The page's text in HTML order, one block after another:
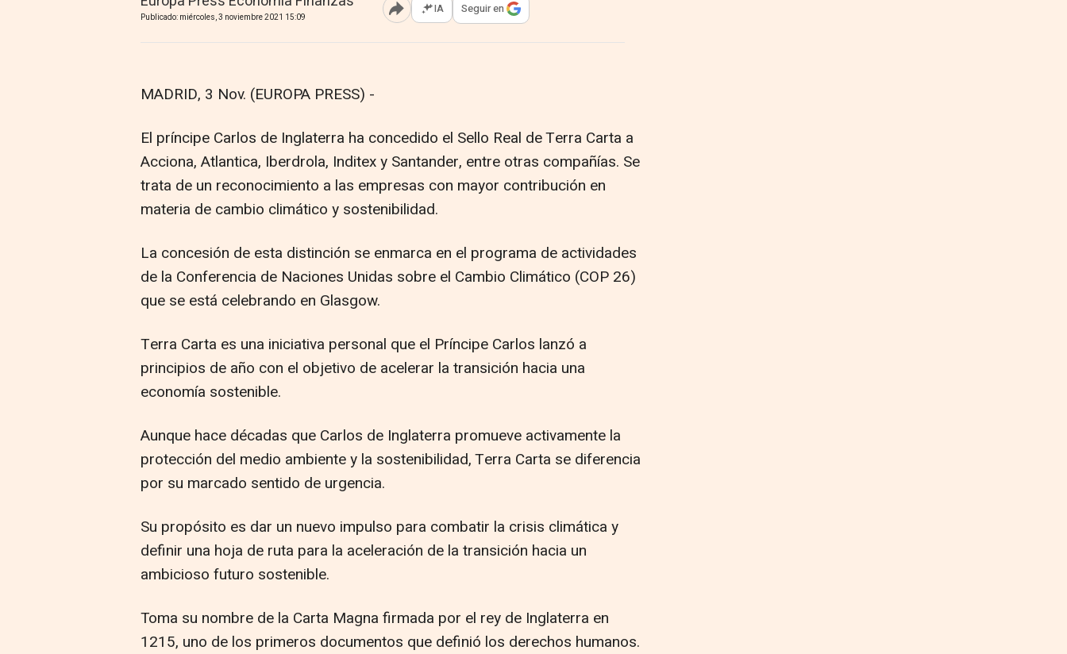
Publicado: miércoles, 3 noviembre 2021 15:09 Abrir opciones para compartir
IA Seguir en
MADRID, 3 Nov. (EUROPA PRESS) -
El príncipe Carlos de Inglaterra ha concedido el Sello Real de Terra Carta a
Acciona, Atlantica, Iberdrola, Inditex y Santander, entre otras compañías. Se
trata de un reconocimiento a las empresas con mayor contribución en
materia de cambio climático y sostenibilidad.
La concesión de esta distinción se enmarca en el programa de actividades
de la Conferencia de Naciones Unidas sobre el Cambio Climático (COP 26)
que se está celebrando en Glasgow.
Terra Carta es una iniciativa personal que el Príncipe Carlos lanzó a
principios de año con el objetivo de acelerar la transición hacia una
economía sostenible.
Aunque hace décadas que Carlos de Inglaterra promueve activamente la
protección del medio ambiente y la sostenibilidad, Terra Carta se diferencia
por su marcado sentido de urgencia.
Su propósito es dar un nuevo impulso para combatir la crisis climática y
definir una hoja de ruta para la aceleración de la transición hacia un
ambicioso futuro sostenible.
Toma su nombre de la Carta Magna firmada por el rey de Inglaterra en
1215, uno de los primeros documentos que definió los derechos humanos.